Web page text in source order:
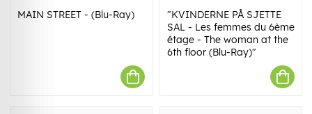
MAIN STREET - (Blu-Ray)
"KVINDERNE PÅ SJETTE
SAL - Les femmes du 6ème
étage - The woman at the
6th floor (Blu-Ray)"